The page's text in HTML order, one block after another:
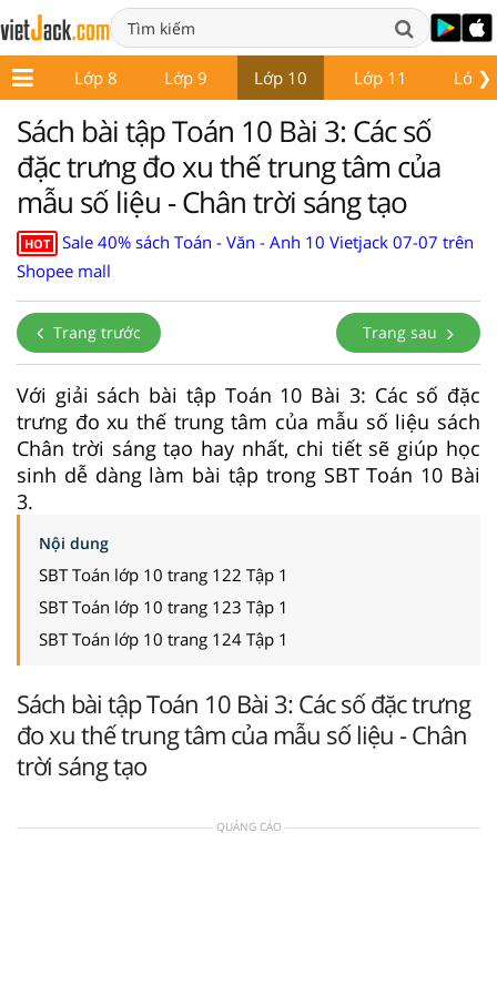
❯
7 Lớp 8 Lớp 9 Lớp 10 Lớp 11 Lớp
Sách bài tập Toán 10 Bài 3: Các số
đặc trưng đo xu thế trung tâm của
mẫu số liệu - Chân trời sáng tạo
HOT
Sale 40% sách Toán - Văn - Anh 10 Vietjack 07-07 trên
Shopee mall
Trang trước Trang sau
Với giải sách bài tập Toán 10 Bài 3: Các số đặc
trưng đo xu thế trung tâm của mẫu số liệu sách
Chân trời sáng tạo hay nhất, chi tiết sẽ giúp học
sinh dễ dàng làm bài tập trong SBT Toán 10 Bài
3.
Nội dung
SBT Toán lớp 10 trang 122 Tập 1
SBT Toán lớp 10 trang 123 Tập 1
SBT Toán lớp 10 trang 124 Tập 1
Sách bài tập Toán 10 Bài 3: Các số đặc trưng
đo xu thế trung tâm của mẫu số liệu - Chân
trời sáng tạo
QUẢNG CÁO